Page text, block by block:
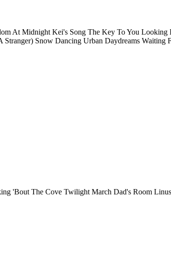
At Midnight Kei's Song The Key To You Looking
Stranger) Snow Dancing Urban Daydreams Waiting
'Bout The Cove Twilight March Dad's Room